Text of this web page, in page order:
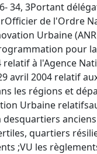
34, 3Portant
de l'Ordre
Urbaine
pour
relatif à l'Agence
avril 2004 relatif
les régions et
Urbaine
quartiers
;VU les